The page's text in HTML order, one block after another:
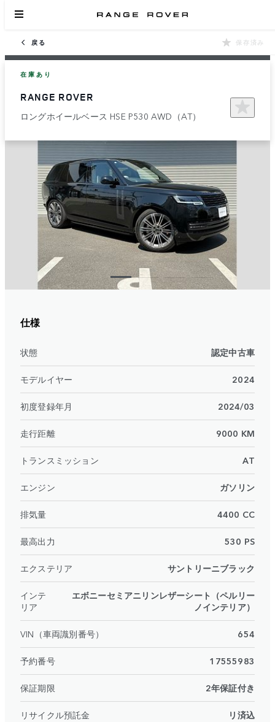
戻る 保存済み
在庫あり
RANGE ROVER
ロングホイールベース HSE P530 AWD（AT）
仕様
状態 認定中古車
モデルイヤー 2024
初度登録年月 2024/03
走行距離 9000 KM
トランスミッション AT
エンジン ガソリン
排気量 4400 CC
最高出力 530 PS
エクステリア サントリーニブラック
インテ
リア
エボニーセミアニリンレザーシート（ペルリー
ノインテリア）
VIN（車両識別番号） 654
予約番号 17555983
保証期限 2年保証付き
リサイクル預託金 リ済込